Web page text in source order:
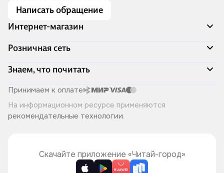
Написать обращение
Интернет-магазин
Акции
Доставка и оплата
Программа лояльности
Подарочные сертификаты
Правила продажи
Политика конфиденциальности
Розничная сеть
Адреса магазинов
Книжный Дозор
О компании
Читай-город для бизнеса
Хотите у нас работать?
Знаем, что почитать
Скоро в продаже
Лучшие из лучших
Читай-журнал
Принимаем к оплате
На информационном ресурсе применяются
рекомендательные технологии.
Скачайте приложение «Читай-город»